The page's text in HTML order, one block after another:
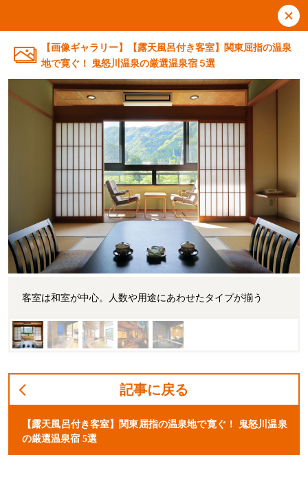
【画像ギャラリー】【露天風呂付き客室】関東屈指の温泉
地で寛ぐ！ 鬼怒川温泉の厳選温泉宿 5選
客室は和室が中心。人数や用途にあわせたタイプが揃う
記事に戻る
【露天風呂付き客室】関東屈指の温泉地で寛ぐ！ 鬼怒川温泉
の厳選温泉宿 5選